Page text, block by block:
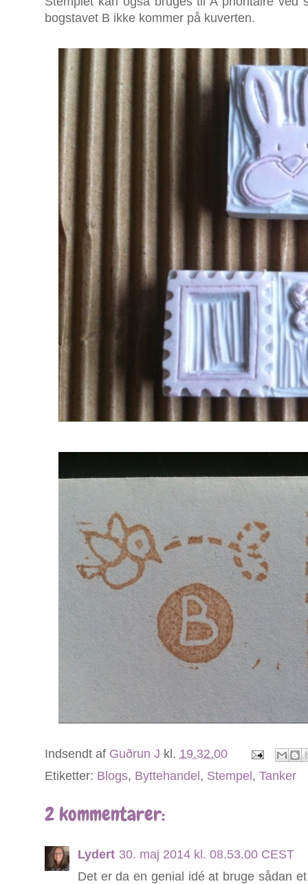
bogstavet B ikke kommer på kuverten.
Indsendt af Guðrun J kl. 19.32.00
Etiketter: Blogs, Byttehandel, Stempel, Tanker
2 kommentarer:
Lydert 30. maj 2014 kl. 08.53.00 CEST
Det er da en genial idé at bruge sådan